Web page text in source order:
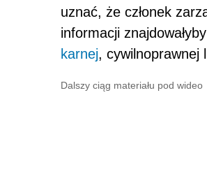
uznać, że członek
informacji
karnej, cywilnoprawnej
Dalszy ciąg materiału pod wideo